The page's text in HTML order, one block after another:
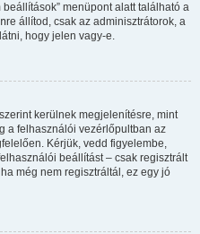
menüpont alatt található a
re állítod, csak az adminisztrátorok, a
hogy jelen vagy-e.
kerülnek megjelenítésre, mint
a felhasználói vezérlőpultban az
Kérjük, vedd figyelembe,
beállítást – csak regisztrált
még nem regisztráltál, ez egy jó